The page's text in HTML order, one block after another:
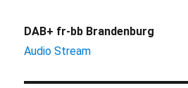
DAB+ fr-bb Brandenburg
Audio Stream